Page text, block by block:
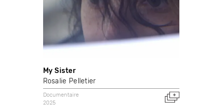
My Sister
Rosalie Pelletier
Documentaire
2025